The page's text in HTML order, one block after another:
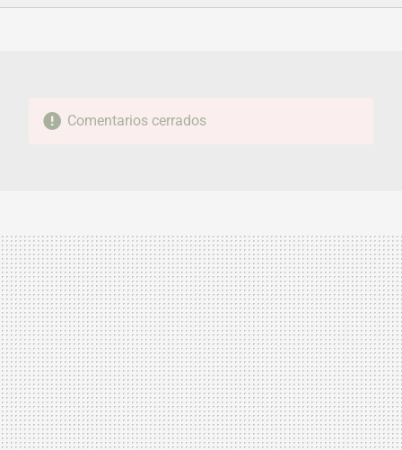
FACEBOOKTWITTERFLIPBOARD
E-
WHATSAPP
Comentarios cerrados